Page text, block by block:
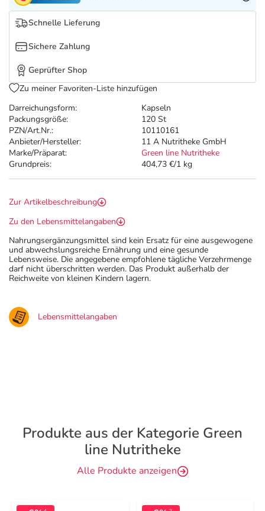
Vitamine & Mineralstoffe
Marken
Darreichungsform:
Kapseln
Packungsgröße:
120 St
PZN/Art.Nr.:
10110161
Anbieter/Hersteller:
11 A Nutritheke GmbH
Marke/Präparat:
Green line Nutritheke
Grundpreis:
404,73 €/1 kg
Schnelle Lieferung
Sichere Zahlung
Geprüfter Shop
Zu meiner Favoriten-Liste hinzufügen
Zur Artikelbeschreibung
Zu den Lebensmittelangaben
Nahrungsergänzungsmittel sind kein Ersatz für eine ausgewogene
und abwechslungsreiche Ernährung und eine gesunde
Lebensweise. Die angegebene empfohlene tägliche Verzehrmenge
darf nicht überschritten werden. Das Produkt außerhalb der
Reichweite von kleinen Kindern lagern.
Lebensmittelangaben
Produkte aus der Kategorie Green
line Nutritheke
Alle Produkte anzeigen